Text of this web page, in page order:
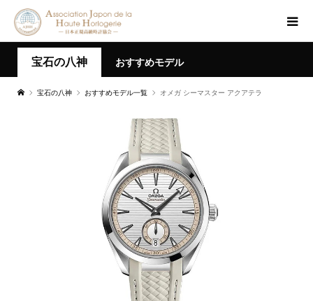
宝石の八神 おすすめモデル
宝石の八神 おすすめモデル一覧 オメガ シーマスター アクアテラ